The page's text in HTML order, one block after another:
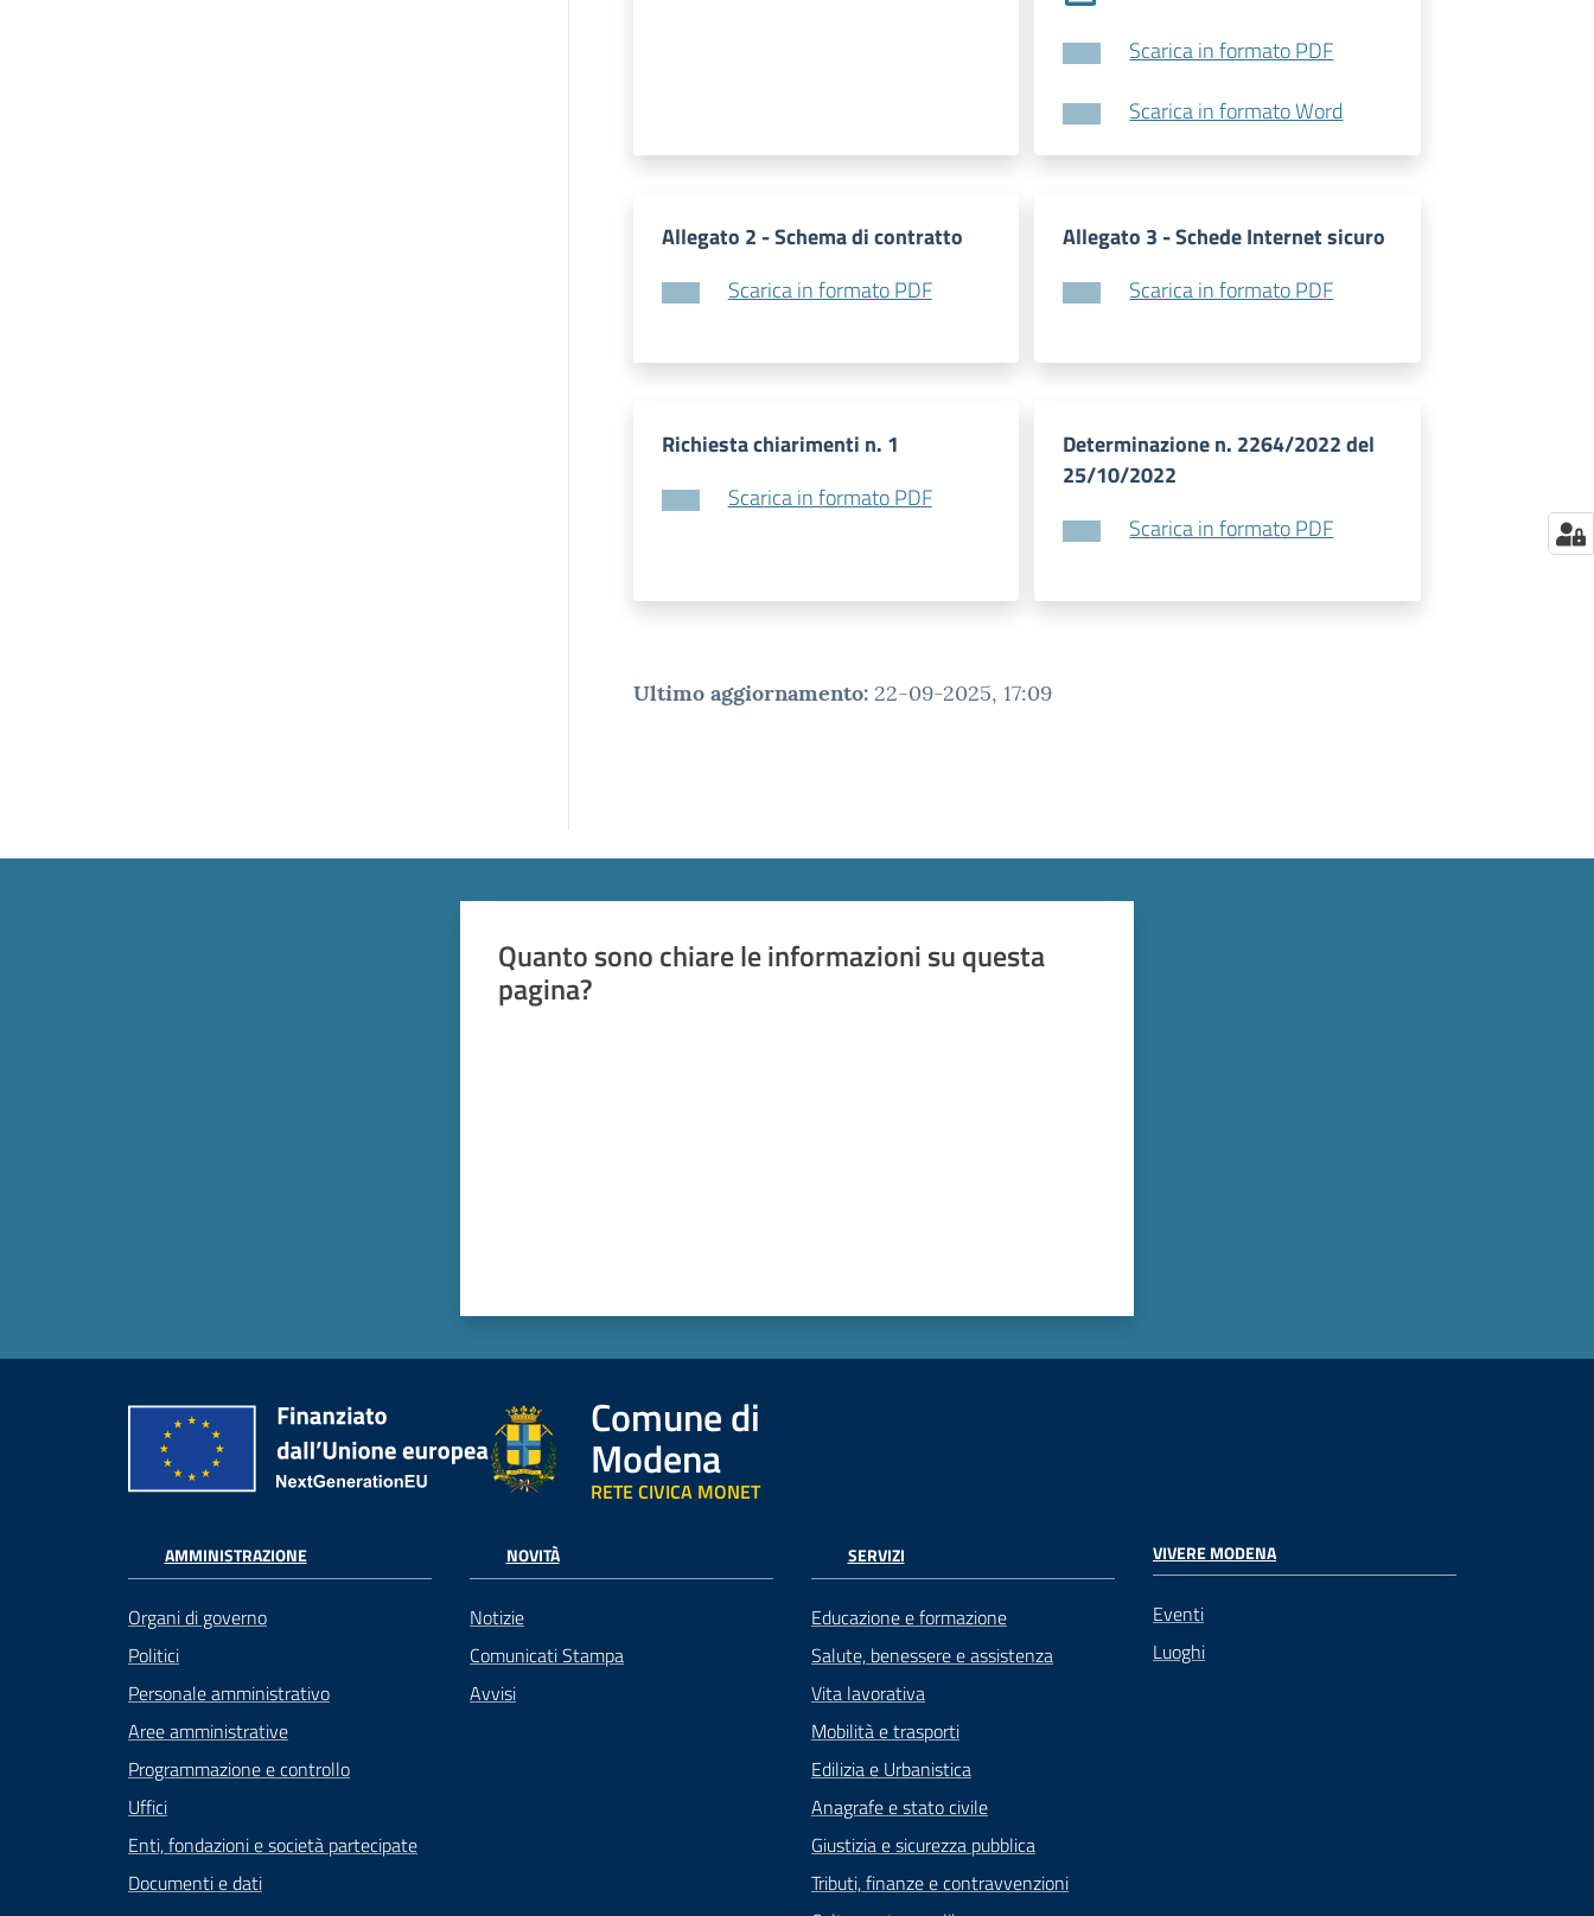
Scarica in formato PDF
Scarica in formato Word
Allegato 2 - Schema di contratto
Scarica in formato PDF
Allegato 3 - Schede Internet sicuro
Scarica in formato PDF
Richiesta chiarimenti n. 1
Scarica in formato PDF
Determinazione n. 2264/2022 del
25/10/2022
Scarica in formato PDF
Ultimo aggiornamento: 22-09-2025, 17:09
Quanto sono chiare le informazioni su questa
pagina?
Comune di
Modena
RETE CIVICA MONET
AMMINISTRAZIONE
Organi di governo
Politici
Personale amministrativo
Aree amministrative
Programmazione e controllo
Uffici
Enti, fondazioni e società partecipate
Documenti e dati
NOVITÀ
Notizie
Comunicati Stampa
Avvisi
SERVIZI
Educazione e formazione
Salute, benessere e assistenza
Vita lavorativa
Mobilità e trasporti
Edilizia e Urbanistica
Anagrafe e stato civile
Giustizia e sicurezza pubblica
Tributi, finanze e contravvenzioni
VIVERE MODENA
Eventi
Luoghi